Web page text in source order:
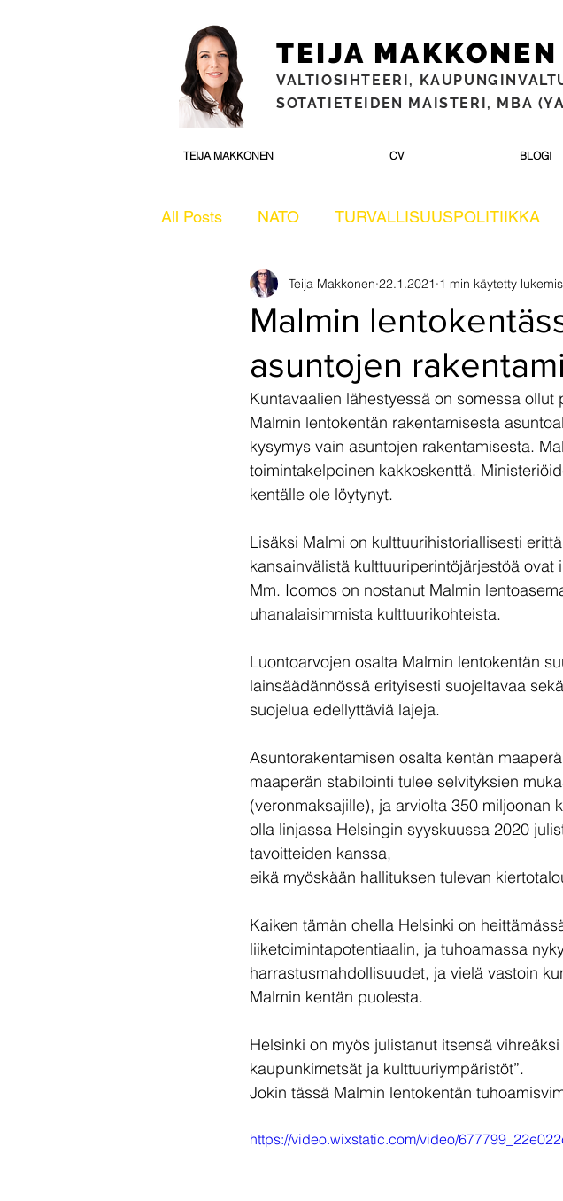
TEIJA MAKKONEN
VALTIOSIHTEERI,
SOTATIETEIDEN MAISTERI, MBA
TEIJA MAKKONEN CV BLOGI
All Posts NATO TURVALLISUUSPOLITIIKKA
ULKOPOLITIIKKA ULKOKUNTOSALIT
Malmin
asuntojen
Teija Makkonen 22.1.2021 1 min käytetty
Kuntavaalien lähestyessä on somessa
Malmin lentokentän rakentamisesta
kysymys vain asuntojen rakentamisesta.
toimintakelpoinen kakkoskenttä.
kentälle ole löytynyt.
Lisäksi Malmi on kulttuurihistoriallisesti
kansainvälistä kulttuuriperintöjärjestöä
Mm. Icomos on nostanut Malmin
uhanalaisimmista kulttuurikohteista.
Luontoarvojen osalta Malmin lentokentän
lainsäädännössä erityisesti suojeltavaa
suojelua edellyttäviä lajeja.
Asuntorakentamisen osalta kentän
maaperän stabilointi tulee selvityksien
(veronmaksajille), ja arviolta 350 miljoonan
olla linjassa Helsingin syyskuussa 2020
tavoitteiden kanssa,
eikä myöskään hallituksen tulevan
Kaiken tämän ohella Helsinki on
liiketoimintapotentiaalin, ja tuhoamassa
harrastusmahdollisuudet, ja vielä vastoin
Malmin kentän puolesta.
Helsinki on myös julistanut itsensä
kaupunkimetsät ja kulttuuriympäristöt”.
Jokin tässä Malmin lentokentän
https://video.wixstatic.com/video/